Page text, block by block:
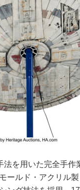
を用いた完全手作
ールド・アクリル